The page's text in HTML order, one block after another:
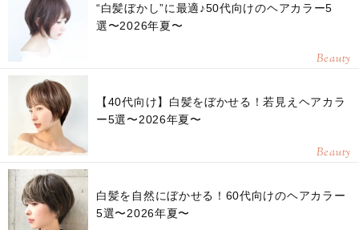
“白髪ぼかし”に最適♪50代向けのヘアカラー5
選〜2026年夏〜
Beauty
【40代向け】白髪をぼかせる！若見えヘアカラ
ー5選〜2026年夏〜
Beauty
白髪を自然にぼかせる！60代向けのヘアカラー
5選〜2026年夏〜